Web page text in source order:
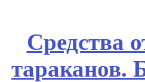
Средства
тараканов.